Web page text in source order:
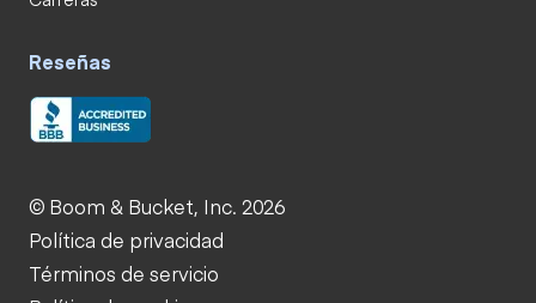
Reseñas
© Boom & Bucket, Inc. 2026
Política de privacidad
Términos de servicio